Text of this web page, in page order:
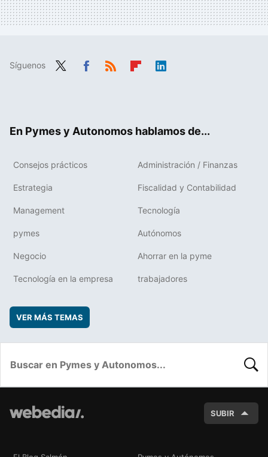
Síguenos
En Pymes y Autonomos hablamos de...
Consejos prácticos Administración / Finanzas
Estrategia Fiscalidad y Contabilidad
Management Tecnología
pymes Autónomos
Negocio Ahorrar en la pyme
Tecnología en la empresa trabajadores
VER MÁS TEMAS
SUBIR